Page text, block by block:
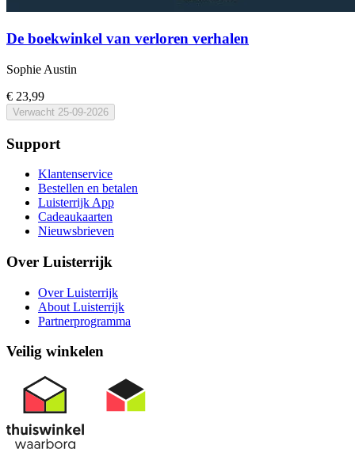
De boekwinkel van verloren verhalen
Sophie Austin
€ 23,99
Verwacht 25-09-2026
Support
Klantenservice
Bestellen en betalen
Luisterrijk App
Cadeaukaarten
Nieuwsbrieven
Over Luisterrijk
Over Luisterrijk
About Luisterrijk
Partnerprogramma
Veilig winkelen